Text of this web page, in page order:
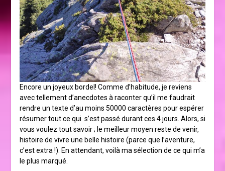
Encore un joyeux bordel! Comme d’habitude, je reviens
avec tellement d’anecdotes à raconter qu’il me faudrait
rendre un texte d’au moins 50000 caractères pour espérer
résumer tout ce qui s’est passé durant ces 4 jours. Alors, si
vous voulez tout savoir ; le meilleur moyen reste de venir,
histoire de vivre une belle histoire (parce que l’aventure,
c’est extra !). En attendant, voilà ma sélection de ce qui m’a
le plus marqué.